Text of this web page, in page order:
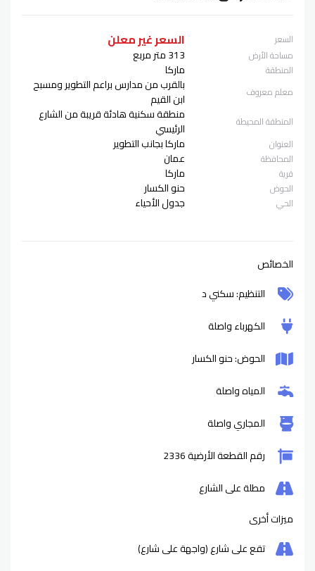
السعر السعر غير معلن
مساحة الأرض 313 متر مربع
المنطقة ماركا
معلم معروف
بالقرب من مدارس براعم التطوير ومسبح
ابن القيم
المنطقة المحيطة
منطقة سكنية هادئة قريبة من الشارع
الرئيسي
العنوان ماركا بجانب التطوير
المحافظة عمان
قرية ماركا
الحوض حنو الكسار
الحي جدول الأحياء
الخصائص
التنظيم: سكني د
الكهرباء واصلة
الحوض: حنو الكسار
المياه واصلة
المجاري واصلة
رقم القطعة الأرضية 2336
مطلة على الشارع
ميزات أخرى
تقع على شارع (واجهة على شارع)